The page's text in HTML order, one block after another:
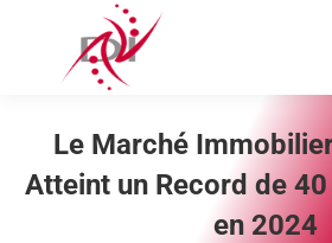
Le Marché
Atteint un Record de
en 2024